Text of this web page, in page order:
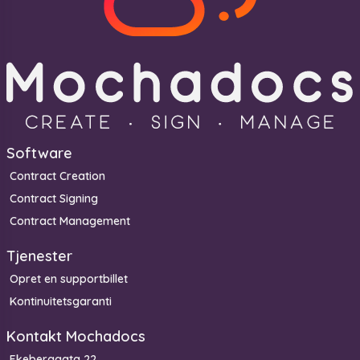
Software
Contract Creation
Contract Signing
Contract Management
Tjenester
Opret en supportbillet
Kontinuitetsgaranti
Kontakt Mochadocs